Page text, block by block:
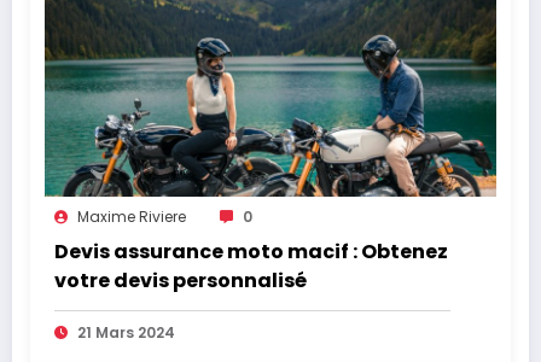
Maxime Riviere 0
Devis assurance moto macif : Obtenez
votre devis personnalisé
21 Mars 2024